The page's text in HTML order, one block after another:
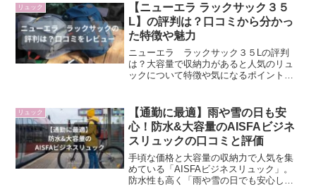
リュック
【ニューエラ ラックサック３５
L】の評判は？口コミから分かっ
た特徴や魅力
ニューエラ ラックサック３５Lの評判
は？大容量で収納力があると人気のリュ
ックについて特徴や気になるポイントを
リュック
【通勤に最適】雨や雪の日も安
心！防水&大容量のAISFAビジネ
スリュックの口コミと評価
手頃な価格と大容量の収納力で人気を集
めている「AISFAビジネスリュック」。
防水性も高く「雨や雪の日でも安心して